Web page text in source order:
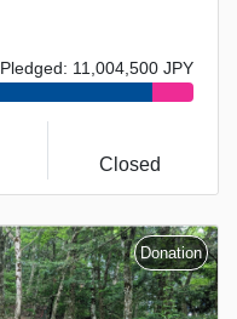
Pledged: 11,004,500 JPY
Closed